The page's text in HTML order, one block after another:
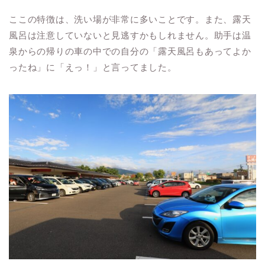
ここの特徴は、洗い場が非常に多いことです。また、露天
風呂は注意していないと見逃すかもしれません。助手は温
泉からの帰りの車の中での自分の「露天風呂もあってよか
ったね」に「えっ！」と言ってました。